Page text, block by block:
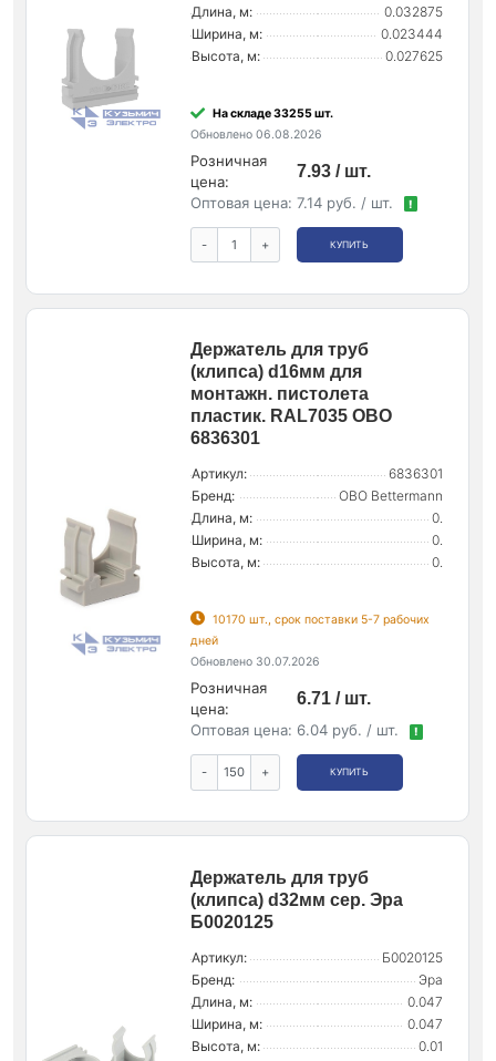
Длина, м:
0.032875
Ширина, м:
0.023444
Высота, м:
0.027625
На складе 33255 шт.
Обновлено 06.08.2026
Розничная
цена:
7.93 / шт.
Оптовая цена: 7.14 руб. / шт. !
- + КУПИТЬ
Держатель для труб
(клипса) d16мм для
монтажн. пистолета
пластик. RAL7035 OBO
6836301
Артикул:
6836301
Бренд:
OBO Bettermann
Длина, м:
0.
Ширина, м:
0.
Высота, м:
0.
10170 шт., срок поставки 5-7 рабочих
дней
Обновлено 30.07.2026
Розничная
цена:
6.71 / шт.
Оптовая цена: 6.04 руб. / шт. !
- + КУПИТЬ
Держатель для труб
(клипса) d32мм сер. Эра
Б0020125
Артикул:
Б0020125
Бренд:
Эра
Длина, м:
0.047
Ширина, м:
0.047
Высота, м:
0.01